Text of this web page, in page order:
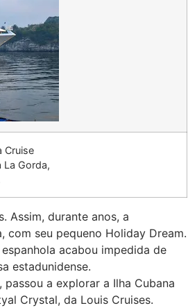
Cruise
La Gorda,
Assim, durante anos, a
com seu pequeno Holiday Dream.
acabou impedida de
estadunidense.
passou a explorar a Ilha Cubana
Crystal, da Louis Cruises.